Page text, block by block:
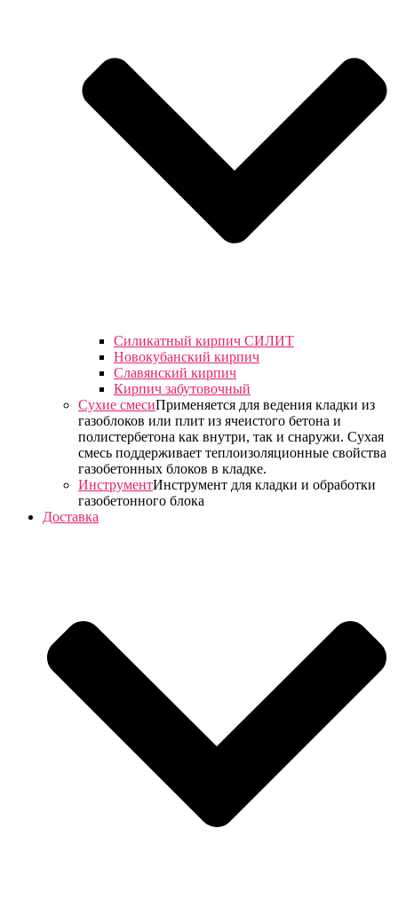
Силикатный кирпич СИЛИТ
Новокубанский кирпич
Славянский кирпич
Кирпич забутовочный
Сухие смесиПрименяется для ведения кладки из
газоблоков или плит из ячеистого бетона и
полистербетона как внутри, так и снаружи. Сухая
смесь поддерживает теплоизоляционные свойства
газобетонных блоков в кладке.
ИнструментИнструмент для кладки и обработки
газобетонного блока
Доставка